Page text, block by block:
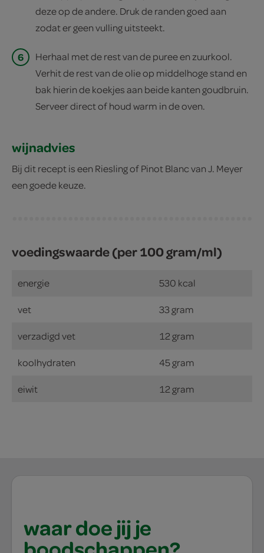
deze op de andere. Druk de randen goed aan
zodat er geen vulling uitsteekt.
6
Herhaal met de rest van de puree en zuurkool.
Verhit de rest van de olie op middelhoge stand en
bak hierin de koekjes aan beide kanten goudbruin.
Serveer direct of houd warm in de oven.
wijnadvies
Bij dit recept is een Riesling of Pinot Blanc van J. Meyer
een goede keuze.
voedingswaarde (per 100 gram/ml)
energie 530 kcal
vet 33 gram
verzadigd vet 12 gram
koolhydraten 45 gram
eiwit 12 gram
waar doe jij je